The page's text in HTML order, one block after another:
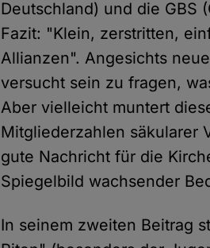
Deutschland) und die GBS
Fazit: "Klein, zerstritten,
Allianzen". Angesichts
versucht sein zu fragen,
Aber vielleicht muntert
Mitgliederzahlen säkularer
gute Nachricht für die
Spiegelbild wachsender
In seinem zweiten Beitrag